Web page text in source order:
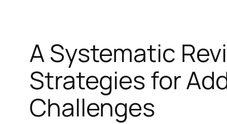
A Systematic
Strategies for
Challenges